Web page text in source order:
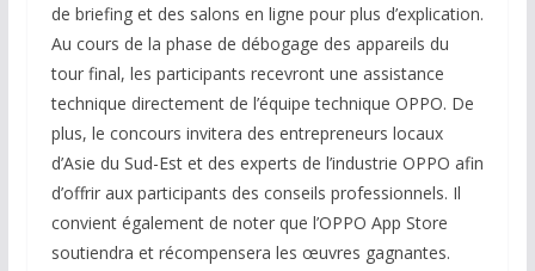
de briefing et des salons en ligne pour plus d’explication.
Au cours de la phase de débogage des appareils du
tour final, les participants recevront une assistance
technique directement de l’équipe technique OPPO. De
plus, le concours invitera des entrepreneurs locaux
d’Asie du Sud-Est et des experts de l’industrie OPPO afin
d’offrir aux participants des conseils professionnels. Il
convient également de noter que l’OPPO App Store
soutiendra et récompensera les œuvres gagnantes.